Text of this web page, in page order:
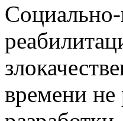
времени